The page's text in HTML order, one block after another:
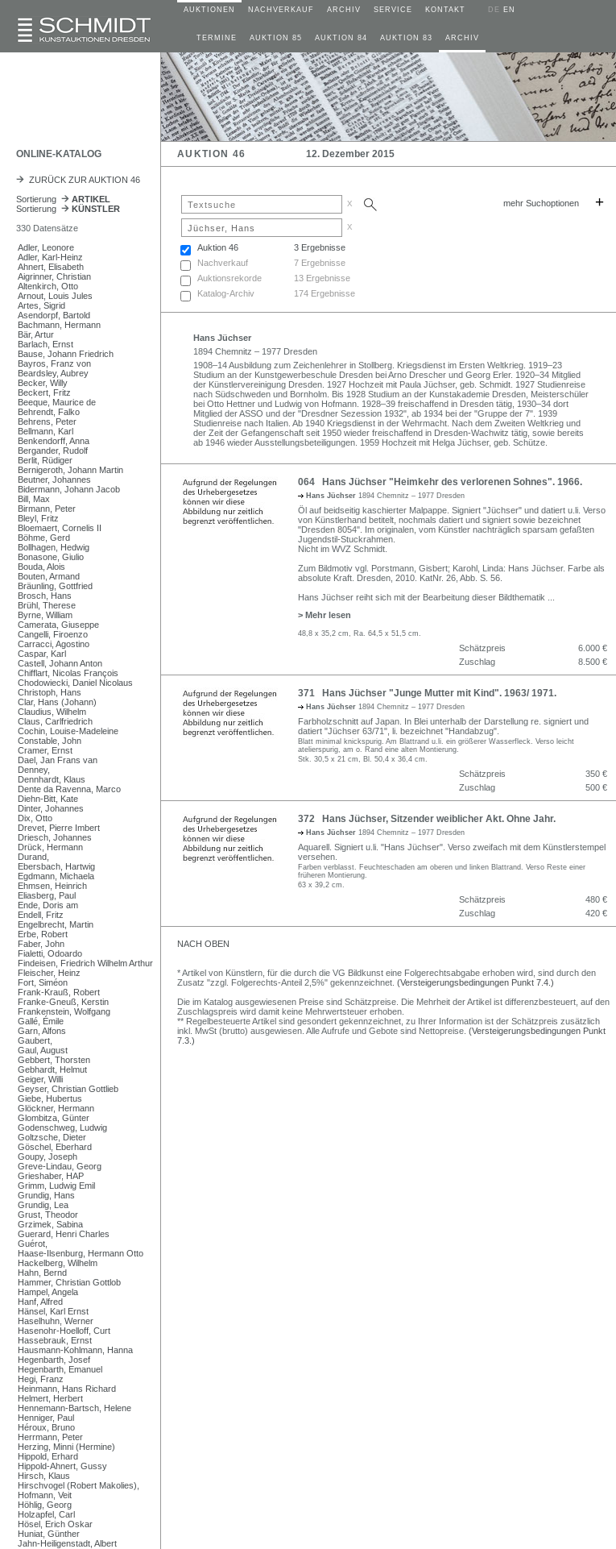
AUKTIONEN NACHVERKAUF ARCHIV SERVICE KONTAKT DE EN
TERMINE AUKTION 85 AUKTION 84 AUKTION 83 ARCHIV
ONLINE-KATALOG AUKTION 46 12. Dezember 2015
ZURÜCK ZUR AUKTION 46
Sortierung
ARTIKEL
Sortierung
KÜNSTLER
330 Datensätze
Adler, Leonore
Adler, Karl-Heinz
Ahnert, Elisabeth
Aigrinner, Christian
Altenkirch, Otto
Arnout, Louis Jules
Artes, Sigrid
Asendorpf, Bartold
Bachmann, Hermann
Bär, Artur
Barlach, Ernst
Bause, Johann Friedrich
Bayros, Franz von
Beardsley, Aubrey
Becker, Willy
Beckert, Fritz
Beeque, Maurice de
Behrendt, Falko
Behrens, Peter
Bellmann, Karl
Benkendorff, Anna
Bergander, Rudolf
Berlit, Rüdiger
Bernigeroth, Johann Martin
Beutner, Johannes
Bidermann, Johann Jacob
Bill, Max
Birmann, Peter
Bleyl, Fritz
Bloemaert, Cornelis II
Böhme, Gerd
Bollhagen, Hedwig
Bonasone, Giulio
Bouda, Alois
Bouten, Armand
Bräunling, Gottfried
Brosch, Hans
Brühl, Therese
Byrne, William
Camerata, Giuseppe
Cangelli, Firoenzo
Carracci, Agostino
Caspar, Karl
Castell, Johann Anton
Chifflart, Nicolas François
Chodowiecki, Daniel Nicolaus
Christoph, Hans
Clar, Hans (Johann)
Claudius, Wilhelm
Claus, Carlfriedrich
Cochin, Louise-Madeleine
Constable, John
Cramer, Ernst
Dael, Jan Frans van
Denney,
Dennhardt, Klaus
Dente da Ravenna, Marco
Diehn-Bitt, Kate
Dinter, Johannes
Dix, Otto
Drevet, Pierre Imbert
Driesch, Johannes
Drück, Hermann
Durand,
Ebersbach, Hartwig
Egdmann, Michaela
Ehmsen, Heinrich
Eliasberg, Paul
Ende, Doris am
Endell, Fritz
Engelbrecht, Martin
Erbe, Robert
Faber, John
Fialetti, Odoardo
Findeisen, Friedrich Wilhelm Arthur
Fleischer, Heinz
Fort, Siméon
Frank-Krauß, Robert
Franke-Gneuß, Kerstin
Frankenstein, Wolfgang
Gallé, Émile
Garn, Alfons
Gaubert,
Gaul, August
Gebbert, Thorsten
Gebhardt, Helmut
Geiger, Willi
Geyser, Christian Gottlieb
Giebe, Hubertus
Glöckner, Hermann
Glombitza, Günter
Godenschweg, Ludwig
Goltzsche, Dieter
Göschel, Eberhard
Goupy, Joseph
Greve-Lindau, Georg
Grieshaber, HAP
Grimm, Ludwig Emil
Grundig, Hans
Grundig, Lea
Grust, Theodor
Grzimek, Sabina
Guerard, Henri Charles
Guérot,
Haase-Ilsenburg, Hermann Otto
Hackelberg, Wilhelm
Hahn, Bernd
Hammer, Christian Gottlob
Hampel, Angela
Hanf, Alfred
Hänsel, Karl Ernst
Haselhuhn, Werner
Hasenohr-Hoelloff, Curt
Hassebrauk, Ernst
Hausmann-Kohlmann, Hanna
Hegenbarth, Josef
Hegenbarth, Emanuel
Hegi, Franz
Heinmann, Hans Richard
Helmert, Herbert
Hennemann-Bartsch, Helene
Henniger, Paul
Héroux, Bruno
Herrmann, Peter
Herzing, Minni (Hermine)
Hippold, Erhard
Hippold-Ahnert, Gussy
Hirsch, Klaus
Hirschvogel (Robert Makolies),
Hofmann, Veit
Höhlig, Georg
Holzapfel, Carl
Hösel, Erich Oskar
Huniat, Günther
Jahn-Heiligenstadt, Albert
x mehr Suchoptionen +
x
Auktion 46
3 Ergebnisse
Nachverkauf
7 Ergebnisse
Auktionsrekorde
13 Ergebnisse
Katalog-Archiv
174 Ergebnisse
Hans Jüchser
1894 Chemnitz – 1977 Dresden
1908–14 Ausbildung zum Zeichenlehrer in Stollberg. Kriegsdienst im Ersten Weltkrieg. 1919–23
Studium an der Kunstgewerbeschule Dresden bei Arno Drescher und Georg Erler. 1920–34 Mitglied
der Künstlervereinigung Dresden. 1927 Hochzeit mit Paula Jüchser, geb. Schmidt. 1927 Studienreise
nach Südschweden und Bornholm. Bis 1928 Studium an der Kunstakademie Dresden, Meisterschüler
bei Otto Hettner und Ludwig von Hofmann. 1928–39 freischaffend in Dresden tätig, 1930–34 dort
Mitglied der ASSO und der "Dresdner Sezession 1932", ab 1934 bei der "Gruppe der 7". 1939
Studienreise nach Italien. Ab 1940 Kriegsdienst in der Wehrmacht. Nach dem Zweiten Weltkrieg und
der Zeit der Gefangenschaft seit 1950 wieder freischaffend in Dresden-Wachwitz tätig, sowie bereits
ab 1946 wieder Ausstellungsbeteiligungen. 1959 Hochzeit mit Helga Jüchser, geb. Schütze.
064 Hans Jüchser "Heimkehr des verlorenen Sohnes". 1966.
Hans Jüchser 1894 Chemnitz – 1977 Dresden
Öl auf beidseitig kaschierter Malpappe. Signiert "Jüchser" und datiert u.li. Verso
von Künstlerhand betitelt, nochmals datiert und signiert sowie bezeichnet
"Dresden 8054". Im originalen, vom Künstler nachträglich sparsam gefaßten
Jugendstil-Stuckrahmen.
Nicht im WVZ Schmidt.
Zum Bildmotiv vgl. Porstmann, Gisbert; Karohl, Linda: Hans Jüchser. Farbe als
absolute Kraft. Dresden, 2010. KatNr. 26, Abb. S. 56.
Hans Jüchser reiht sich mit der Bearbeitung dieser Bildthematik
> Mehr lesen
48,8 x 35,2 cm, Ra. 64,5 x 51,5 cm.
Schätzpreis
6.000 €
Zuschlag
8.500 €
371 Hans Jüchser "Junge Mutter mit Kind". 1963/ 1971.
Hans Jüchser 1894 Chemnitz – 1977 Dresden
Farbholzschnitt auf Japan. In Blei unterhalb der Darstellung re. signiert und
datiert "Jüchser 63/71", li. bezeichnet "Handabzug".
Blatt minimal knickspurig. Am Blattrand u.li. ein größerer Wasserfleck. Verso leicht
atelierspurig, am o. Rand eine alten Montierung.
Stk. 30,5 x 21 cm, Bl. 50,4 x 36,4 cm.
Schätzpreis
350 €
Zuschlag
500 €
372 Hans Jüchser, Sitzender weiblicher Akt. Ohne Jahr.
Hans Jüchser 1894 Chemnitz – 1977 Dresden
Aquarell. Signiert u.li. "Hans Jüchser". Verso zweifach mit dem Künstlerstempel
versehen.
Farben verblasst. Feuchteschaden am oberen und linken Blattrand. Verso Reste einer
früheren Montierung.
63 x 39,2 cm.
Schätzpreis
480 €
Zuschlag
420 €
NACH OBEN
* Artikel von Künstlern, für die durch die VG Bildkunst eine Folgerechtsabgabe erhoben wird, sind durch den
Zusatz "zzgl. Folgerechts-Anteil 2,5%" gekennzeichnet. (Versteigerungsbedingungen Punkt 7.4.)
Die im Katalog ausgewiesenen Preise sind Schätzpreise. Die Mehrheit der Artikel ist differenzbesteuert, auf den
Zuschlagspreis wird damit keine Mehrwertsteuer erhoben.
** Regelbesteuerte Artikel sind gesondert gekennzeichnet, zu Ihrer Information ist der Schätzpreis zusätzlich
inkl. MwSt (brutto) ausgewiesen. Alle Aufrufe und Gebote sind Nettopreise. (Versteigerungsbedingungen Punkt
7.3.)